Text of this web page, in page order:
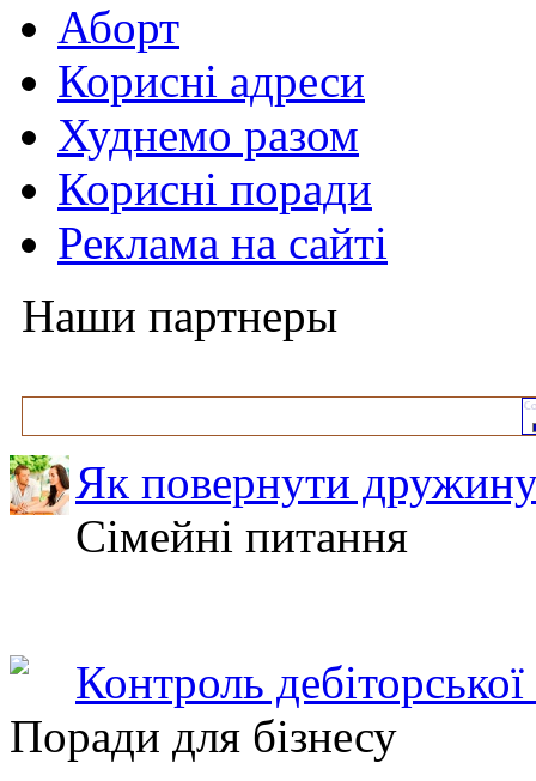
Аборт
Корисні адреси
Худнемо разом
Корисні поради
Реклама на сайті
Наши партнеры
Як повернути
Сімейні питання
Контроль
Поради для бізнесу